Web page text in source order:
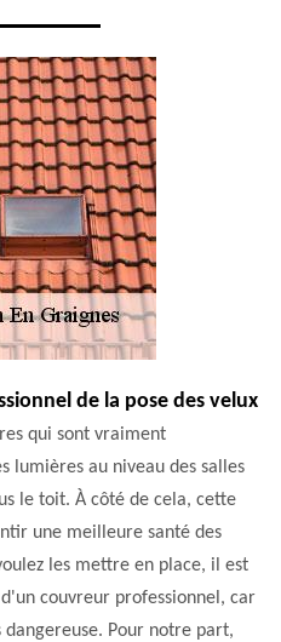
de la pose des velux
qui sont vraiment
lumières au niveau des salles
le toit. À côté de cela, cette
une meilleure santé des
les mettre en place, il est
couvreur professionnel, car
Pour notre part,